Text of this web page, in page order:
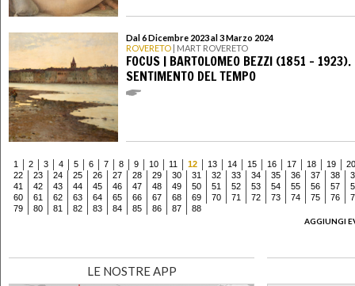
Dal 6 Dicembre 2023 al 3 Marzo 2024
ROVERETO | MART ROVERETO
FOCUS | BARTOLOMEO BEZZI (1851 - 1923).
SENTIMENTO DEL TEMPO
1 2 3 4 5 6 7 8 9 10 11 12 13 14 15 16 17 18 19
20
22
23 24 25 26 27 28 29 30 31 32 33 34 35 36 37 38
41
42 43 44 45 46 47 48 49 50 51 52 53 54 55 56 57
60
61 62 63 64 65 66 67 68 69 70 71 72 73 74 75 76
79
80 81 82 83 84 85 86 87
88
AGGIUNGI
LE NOSTRE APP